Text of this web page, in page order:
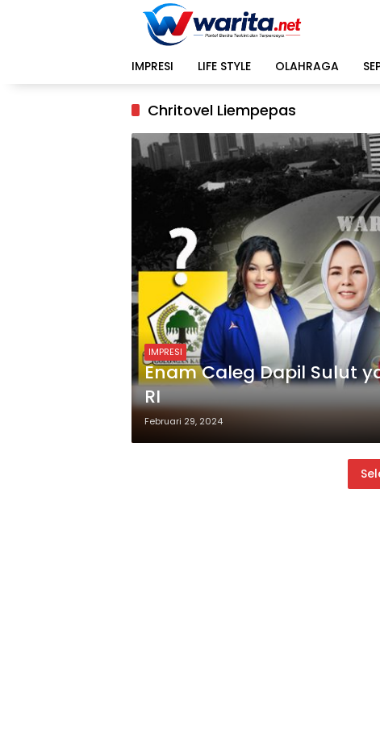
IMPRESI
LIFE STYLE OLAHRAGA
Chritovel Liempepas
IMPRESI
Enam Caleg Dapil Sulut
RI
Februari 29, 2024